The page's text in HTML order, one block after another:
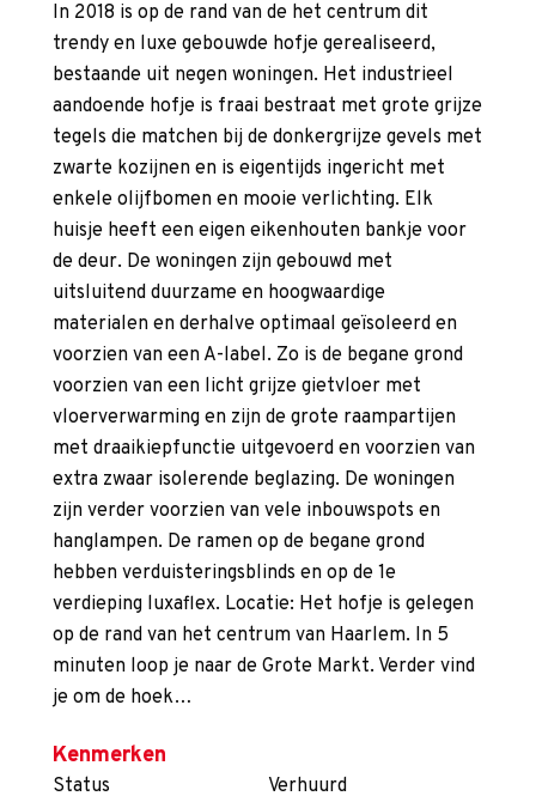
In 2018 is op de rand van de het centrum dit
trendy en luxe gebouwde hofje gerealiseerd,
bestaande uit negen woningen. Het industrieel
aandoende hofje is fraai bestraat met grote grijze
tegels die matchen bij de donkergrijze gevels met
zwarte kozijnen en is eigentijds ingericht met
enkele olijfbomen en mooie verlichting. Elk
huisje heeft een eigen eikenhouten bankje voor
de deur. De woningen zijn gebouwd met
uitsluitend duurzame en hoogwaardige
materialen en derhalve optimaal geïsoleerd en
voorzien van een A-label. Zo is de begane grond
voorzien van een licht grijze gietvloer met
vloerverwarming en zijn de grote raampartijen
met draaikiepfunctie uitgevoerd en voorzien van
extra zwaar isolerende beglazing. De woningen
zijn verder voorzien van vele inbouwspots en
hanglampen. De ramen op de begane grond
hebben verduisteringsblinds en op de 1e
verdieping luxaflex. Locatie: Het hofje is gelegen
op de rand van het centrum van Haarlem. In 5
minuten loop je naar de Grote Markt. Verder vind
je om de hoek…
Kenmerken
Status
Verhuurd